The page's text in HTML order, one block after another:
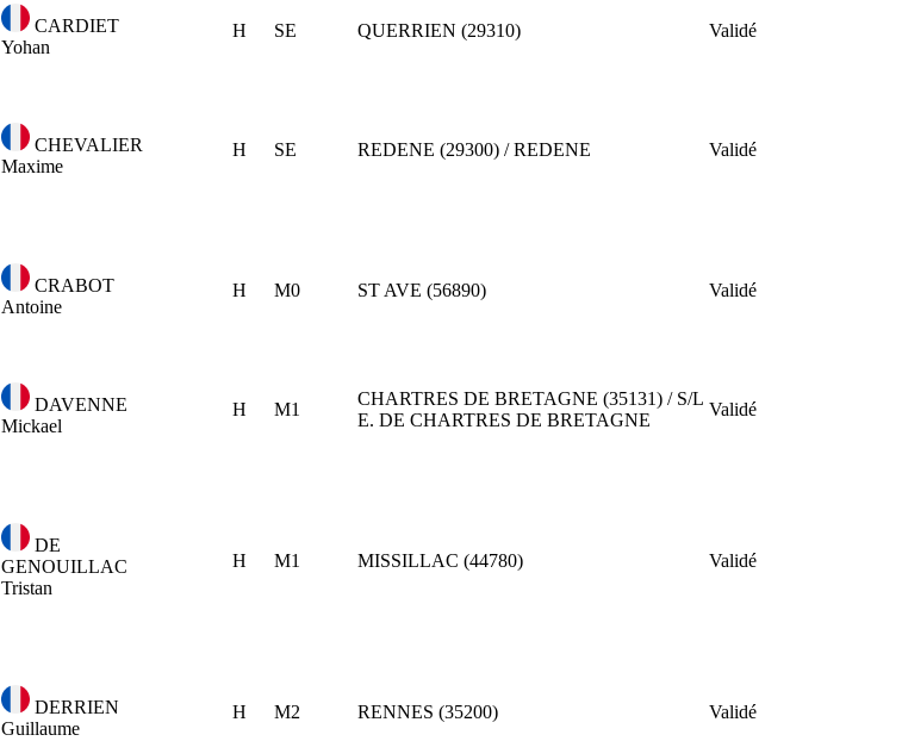
CARDIET
Yohan
H SE QUERRIEN (29310) Validé
CHEVALIER
Maxime
H SE REDENE (29300) / REDENE Validé
CRABOT
Antoine
H M0 ST AVE (56890) Validé
DAVENNE
Mickael
H M1
CHARTRES DE BRETAGNE (35131) / S/L
E. DE CHARTRES DE BRETAGNE
Validé
DE
GENOUILLAC
Tristan
H M1 MISSILLAC (44780) Validé
DERRIEN
Guillaume
H M2 RENNES (35200) Validé